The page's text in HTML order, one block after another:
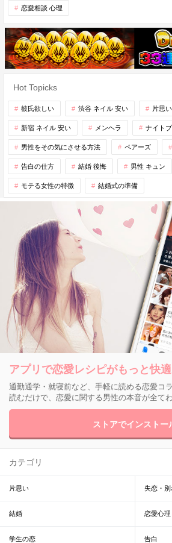
恋愛相談 心理
Hot Topicks
彼氏欲しい 渋谷 ネイル 安い 片思
新宿 ネイル 安い メンヘラ ナイト
男性をその気にさせる方法 ペアーズ
告白の仕方 結婚 後悔 男性 キュン
モテる女性の特徴 結婚式の準備
アプリで恋愛レシピがもっと快
通勤通学・就寝前など、手軽に読める恋愛コ
読むだけで、恋愛に関する男性の本音が全て
ストアでインストー
カテゴリ
片思い 失恋・別
結婚 恋愛心理
学生の恋 告白